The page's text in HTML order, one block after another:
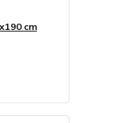
cm